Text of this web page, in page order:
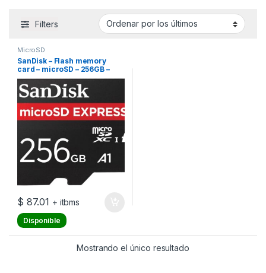
Filters
MicroSD
SanDisk – Flash memory
card – microSD – 256GB –
880/650MB/sRPD2
$ 87.01 + itbms
Disponible
Mostrando el único resultado